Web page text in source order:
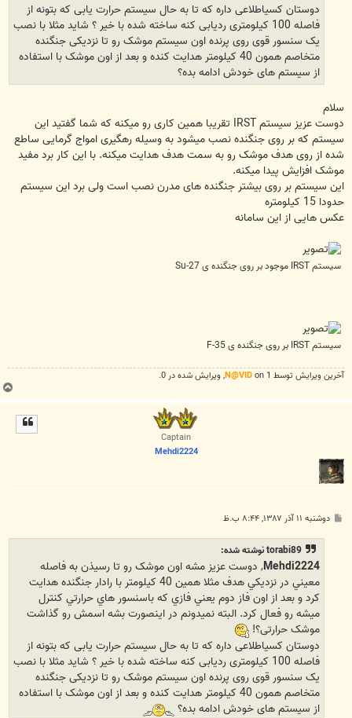
دوستان کسیاطلاعی داره که تا به حال سیستم حرارت یابی که بتونه از
فاصله 100 کیلومتری ردیابی کنه ساخته شده با خیر ؟ شاید مثلا با نصب
یک سنسور قوی روی پرنده اون سیستم موشک رو تا نزدیکی جنگنده
متخاصم همون 40 کیلومتر هدایت کنده و بعد از اون موشک با استفاده
از سیستم های خودش ادامه بده؟
سلام
دوست عزیز سیستم IRST تقریبا همین کاری رو میکنه که شما گفتید این
سیستم که بر روی جنگنده نصب میشود به وسیله رهگیری امواج گرمایی ساطع
شده از روی هدف موشک رو به سمت هدف هدایت میکنه. با این کار برد مفید
موشک افزایش پیدا میکنه.
این سیستم بر روی بیشتر جنگنده های مدرن نصب است ولی برد این سیستم
حدودا 15 کیلومتره
عکس هایی از این سامانه
سیستم IRST موجود بر روی جنگنده ی Su-27
سیستم IRST بر روی جنگنده ی F-35
آخرین ويرايش توسط 1 on N@VID, ويرايش شده در 0.
ب
ا
Captain
Mehdi2224
پ دوشنبه ۱۱ آذر ۱۳۸۷, ۸:۴۴ ب.ظ
torabi89 نوشته شده:
Mehdi2224, دوست عزيز مشه اون موشک رو تا رسيذن به فاصله
معيني در نزديکي هدف مثلا همين 40 کيلومتر با رادار جنگنده هدايت
کرد و بعد از اون فاز دوم يعني فازي که باسنسور هاي حرارتي کنترل
ميشه رو فعال کرد. البته نمیدونم در اینصورت بشه اسمش رو گذاشت
موشک حرارتی؟!
دوستان کسیاطلاعی داره که تا به حال سیستم حرارت یابی که بتونه از
فاصله 100 کیلومتری ردیابی کنه ساخته شده با خیر ؟ شاید مثلا با نصب
یک سنسور قوی روی پرنده اون سیستم موشک رو تا نزدیکی جنگنده
متخاصم همون 40 کیلومتر هدایت کنده و بعد از اون موشک با استفاده
از سیستم های خودش ادامه بده؟